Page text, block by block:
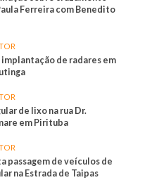
Ferreira com Benedito
de radares em
de lixo na rua Dr.
em Pirituba
passagem de veículos de
na Estrada de Taipas